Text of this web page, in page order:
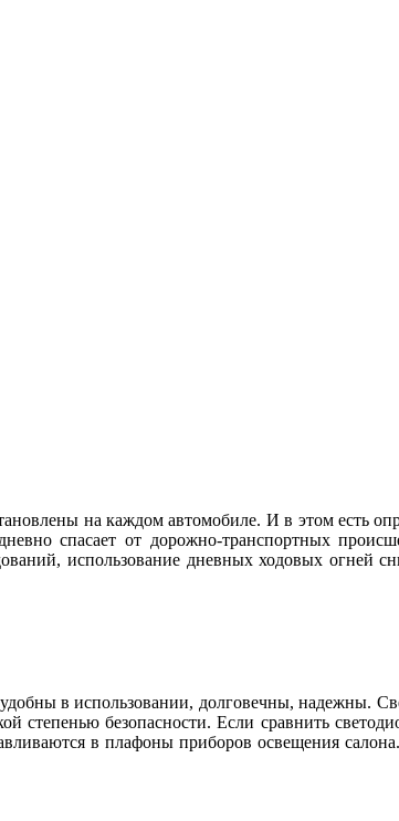
на каждом автомобиле. И в этом есть
спасает от дорожно-транспортных
использование дневных ходовых огней
в использовании, долговечны, надежны.
безопасности. Если сравнить
в плафоны приборов освещения